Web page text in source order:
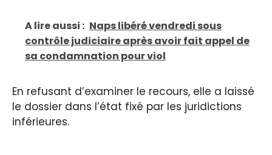
A lire aussi : Naps libéré vendredi sous
contrôle judiciaire après avoir fait appel de
sa condamnation pour viol
En refusant d’examiner le recours, elle a laissé
le dossier dans l’état fixé par les juridictions
inférieures.